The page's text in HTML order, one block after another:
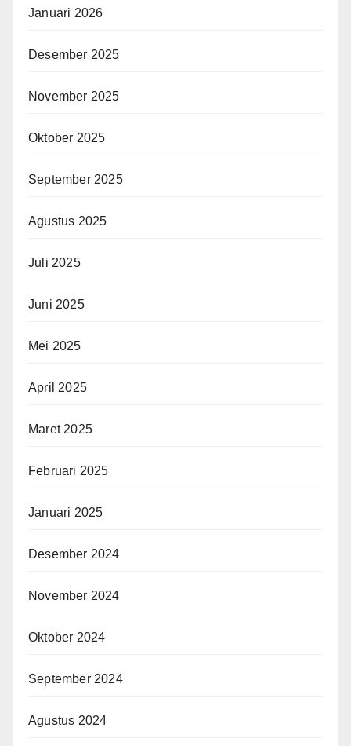
Januari 2026
Desember 2025
November 2025
Oktober 2025
September 2025
Agustus 2025
Juli 2025
Juni 2025
Mei 2025
April 2025
Maret 2025
Februari 2025
Januari 2025
Desember 2024
November 2024
Oktober 2024
September 2024
Agustus 2024